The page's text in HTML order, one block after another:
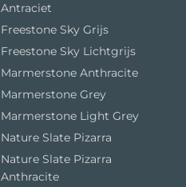
Antraciet
Freestone Sky Grijs
Freestone Sky Lichtgrijs
Marmerstone Anthracite
Marmerstone Grey
Marmerstone Light Grey
Nature Slate Pizarra
Nature Slate Pizarra
Anthracite